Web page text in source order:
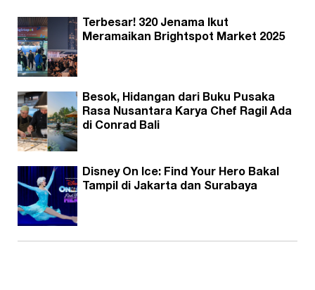
Terbesar! 320 Jenama Ikut
Meramaikan Brightspot Market 2025
Besok, Hidangan dari Buku Pusaka
Rasa Nusantara Karya Chef Ragil Ada
di Conrad Bali
Disney On Ice: Find Your Hero Bakal
Tampil di Jakarta dan Surabaya